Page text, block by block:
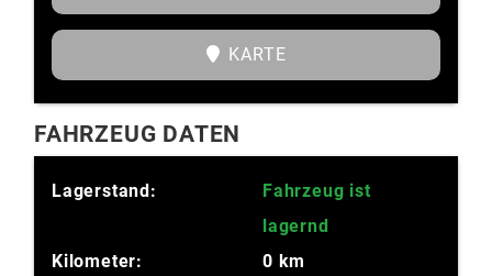
KARTE
FAHRZEUG DATEN
Lagerstand:
Fahrzeug ist
lagernd
Kilometer:
0 km